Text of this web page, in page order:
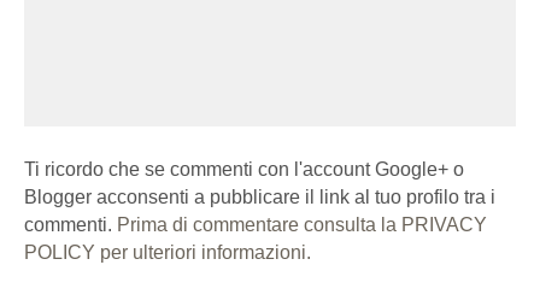
Ti ricordo che se commenti con l'account Google+ o
Blogger acconsenti a pubblicare il link al tuo profilo tra i
commenti. Prima di commentare consulta la PRIVACY
POLICY per ulteriori informazioni.